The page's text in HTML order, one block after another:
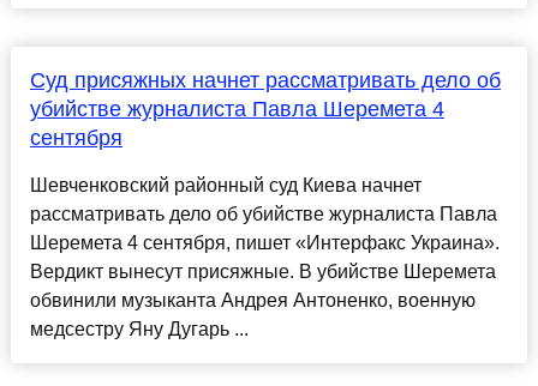
Суд присяжных начнет рассматривать дело об
убийстве журналиста Павла Шеремета 4
сентября
Шевченковский районный суд Киева начнет
рассматривать дело об убийстве журналиста Павла
Шеремета 4 сентября, пишет «Интерфакс Украина».
Вердикт вынесут присяжные. В убийстве Шеремета
обвинили музыканта Андрея Антоненко, военную
медсестру Яну Дугарь ...